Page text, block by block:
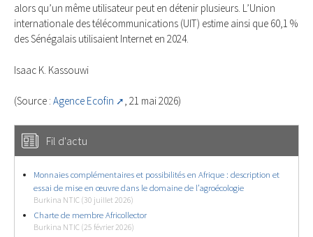
alors qu’un même utilisateur peut en détenir plusieurs. L’Union
internationale des télécommunications (UIT) estime ainsi que 60,1 %
des Sénégalais utilisaient Internet en 2024.
Isaac K. Kassouwi
(Source : Agence Ecofin , 21 mai 2026)
Fil d'actu
Monnaies complémentaires et possibilités en Afrique : description et
essai de mise en œuvre dans le domaine de l’agroécologie
Burkina NTIC (30 juillet 2026)
Charte de membre Africollector
Burkina NTIC (25 février 2026)